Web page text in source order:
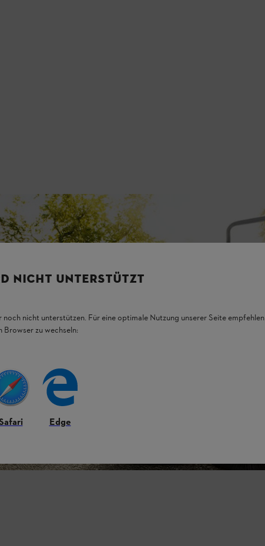
NICHT UNTERSTÜTZT
noch nicht unterstützen. Für eine optimale Nutzung unserer Seite empfehlen
Browser zu wechseln:
Edge